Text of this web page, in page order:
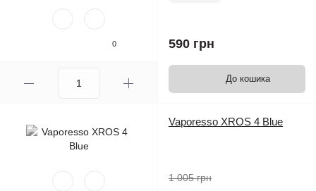
0 590 грн
До кошика
Vaporesso XROS 4 Blue
1 005 грн